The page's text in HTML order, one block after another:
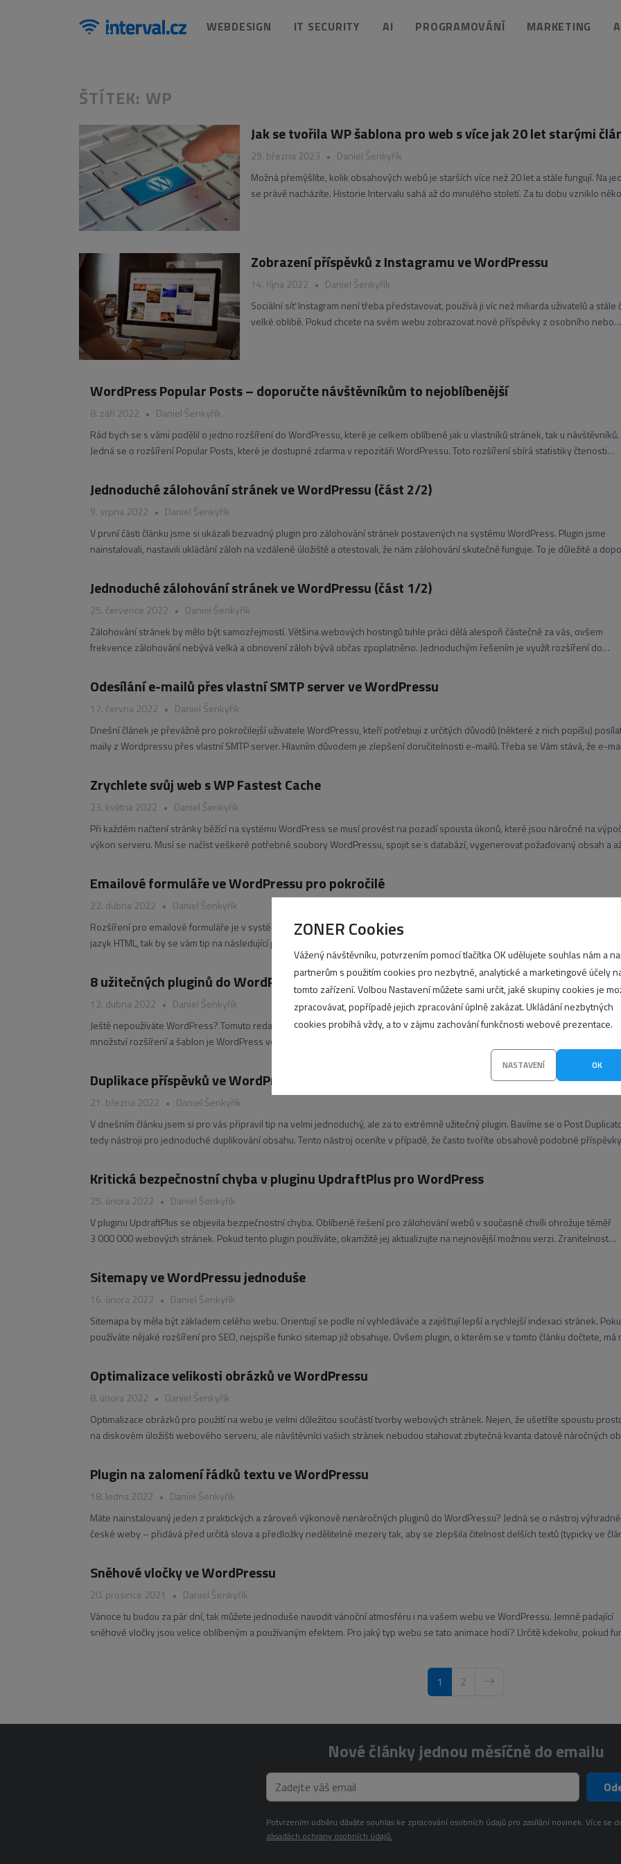
ZONER Cookies
Vážený návštěvníku, potvrzením pomocí tlačítka OK udělujete souhlas nám a
partnerům s použitím cookies pro nezbytné, analytické a marketingové účely
tomto zařízení. Volbou Nastavení můžete sami určit, jaké skupiny cookies je
zpracovávat, popřípadě jejich zpracování úplně zakázat. Ukládání nezbytných
cookies probíhá vždy, a to v zájmu zachování funkčnosti webové prezentace.
NASTAVENÍ OK
WEBDESIGN IT SECURITY AI PROGRAMOVÁNÍ MARKETING
ŠTÍTEK: WP
Jak se tvořila WP šablona pro web s více jak 20 let starými
29. března 2023 • Daniel Šenkyřík
Možná přemýšlíte, kolik obsahových webů je starších více než 20 let a stále fungují. Na
se právě nacházíte. Historie Intervalu sahá až do minulého století. Za tu dobu vzniklo
Zobrazení příspěvků z Instagramu ve WordPressu
14. října 2022 • Daniel Šenkyřík
Sociální síť Instagram není třeba představovat, používá ji víc než miliarda uživatelů a stále
velké oblibě. Pokud chcete na svém webu zobrazovat nové příspěvky z osobního nebo
WordPress Popular Posts – doporučte návštěvníkům to nejoblíbenější
8. září 2022 • Daniel Šenkyřík
Rád bych se s vámi podělil o jedno rozšíření do WordPressu, které je celkem oblíbené jak u vlastníků stránek, tak u návštěvníků.
Jedná se o rozšíření Popular Posts, které je dostupné zdarma v repozitáři WordPressu. Toto rozšíření sbírá statistiky čtenosti
Jednoduché zálohování stránek ve WordPressu (část 2/2)
9. srpna 2022 • Daniel Šenkyřík
V první části článku jsme si ukázali bezvadný plugin pro zálohování stránek postavených na systému WordPress. Plugin jsme
nainstalovali, nastavili ukládání záloh na vzdálené úložiště a otestovali, že nám zálohování skutečně funguje. To je důležité a
Jednoduché zálohování stránek ve WordPressu (část 1/2)
25. července 2022 • Daniel Šenkyřík
Zálohování stránek by mělo být samozřejmostí. Většina webových hostingů tuhle práci dělá alespoň částečně za vás, ovšem
frekvence zálohování nebývá velká a obnovení záloh bývá občas zpoplatněno. Jednoduchým řešením je využít rozšíření do
Odesílání e-mailů přes vlastní SMTP server ve WordPressu
17. června 2022 • Daniel Šenkyřík
Dnešní článek je převážně pro pokročilejší uživatele WordPressu, kteří potřebuji z určitých důvodů (některé z nich popíšu)
maily z Wordpressu přes vlastní SMTP server. Hlavním důvodem je zlepšení doručitelnosti e-mailů. Třeba se Vám stává, že e-
Zrychlete svůj web s WP Fastest Cache
23. května 2022 • Daniel Šenkyřík
Při každém načtení stránky běžící na systému WordPress se musí provést na pozadí spousta úkonů, které jsou náročné na
výkon serveru. Musí se načíst veškeré potřebné soubory WordPressu, spojit se s databází, vygenerovat požadovaný obsah a
Emailové formuláře ve WordPressu pro pokročilé
22. dubna 2022 • Daniel Šenkyřík
Rozšíření pro emailové formuláře je v systému WordPress opravdu plno. Pokud jste ale pokročilý uživatel, který ovládá
jazyk HTML, tak by se vám tip na následující plugin mohl hodit. Je opravdu jednoduchý, bez zbytečností a velice rychle si ho
8 užitečných pluginů do WordPressu zdarma
12. dubna 2022 • Daniel Šenkyřík
Ještě nepoužíváte WordPress? Tomuto redakčnímu systému svěřují své weby milióny uživatelů po celém světě. Díky
množství rozšíření a šablon je WordPress velice přizpůsobitelný a dokáže na něm běžet téměř jakýkoliv web, od jednoduché
Duplikace příspěvků ve WordPressu
21. března 2022 • Daniel Šenkyřík
V dnešním článku jsem si pro vás připravil tip na velmi jednoduchý, ale za to extrémně užitečný plugin. Bavíme se o Post
tedy nástroji pro jednoduché duplikování obsahu. Tento nástroj oceníte v případě, že často tvoříte obsahově podobné
Kritická bezpečnostní chyba v pluginu UpdraftPlus pro WordPress
25. února 2022 • Daniel Šenkyřík
V pluginu UpdraftPlus se objevila bezpečnostní chyba. Oblíbené řešení pro zálohování webů v současné chvíli ohrožuje téměř
3 000 000 webových stránek. Pokud tento plugin používáte, okamžitě jej aktualizujte na nejnovější možnou verzi. Zranitelnost
Sitemapy ve WordPressu jednoduše
16. února 2022 • Daniel Šenkyřík
Sitemapa by měla být základem celého webu. Orientují se podle ní vyhledávače a zajišťují lepší a rychlejší indexaci stránek.
používáte nějaké rozšíření pro SEO, nejspíše funkci sitemap již obsahuje. Ovšem plugin, o kterém se v tomto článku dočtete, má
Optimalizace velikosti obrázků ve WordPressu
8. února 2022 • Daniel Šenkyřík
Optimalizace obrázků pro použití na webu je velmi důležitou součástí tvorby webových stránek. Nejen, že ušetříte spoustu
na diskovém úložišti webového serveru, ale návštěvníci vašich stránek nebudou stahovat zbytečná kvanta datově náročných
Plugin na zalomení řádků textu ve WordPressu
18. ledna 2022 • Daniel Šenkyřík
Máte nainstalovaný jeden z praktických a zároveň výkonově nenáročných pluginů do WordPressu? Jedná se o nástroj
české weby – přidává před určitá slova a předložky nedělitelné mezery tak, aby se zlepšila čitelnost delších textů (typicky ve
Sněhové vločky ve WordPressu
20. prosince 2021 • Daniel Šenkyřík
Vánoce tu budou za pár dní, tak můžete jednoduše navodit vánoční atmosféru i na vašem webu ve WordPressu. Jemně padající
sněhové vločky jsou velice oblíbeným a používaným efektem. Pro jaký typ webu se tato animace hodí? Určitě kdekoliv, pokud
1 2
Nové články jednou měsíčně do emailu
Potvrzením odběru dáváte souhlas ke zpracování osobních údajů pro zasílání novinek. Více se
zásadách ochrany osobních údajů.